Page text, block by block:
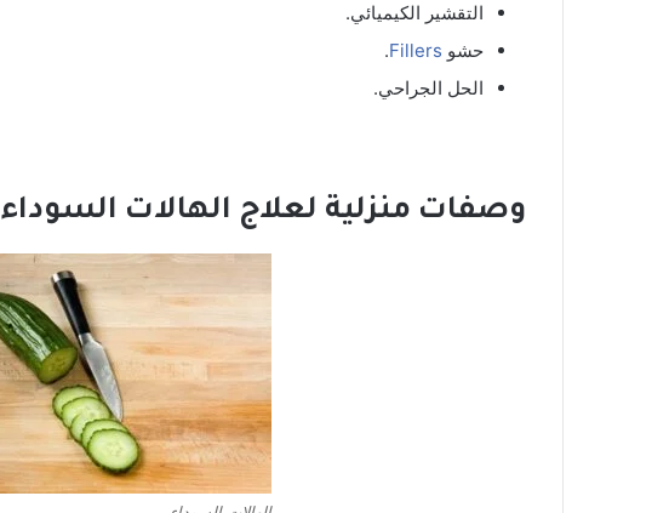
التقشير الكيميائي.
حشو Fillers
.
الحل الجراحي.
وصفات منزلية لعلاج الهالات السوداء